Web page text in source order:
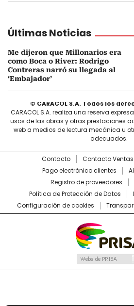
Últimas Noticias
Me dijeron que Millonarios era
como Boca o River: Rodrigo
Contreras narró su llegada al
‘Embajador’
© CARACOL S.A. Todos los
CARACOL S.A. realiza una reserva
usos de las obras y otras prestaciones
web a medios de lectura mecánica u
adecuados.
Contacto Contacto Ventas
Pago electrónico clientes
Registro de proveedores
Política de Protección de Datos
Configuración de cookies